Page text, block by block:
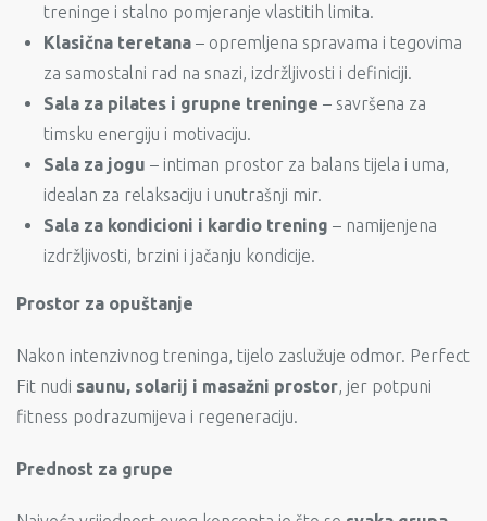
treninge i stalno pomjeranje vlastitih limita.
Klasična teretana – opremljena spravama i tegovima
za samostalni rad na snazi, izdržljivosti i definiciji.
Sala za pilates i grupne treninge – savršena za
timsku energiju i motivaciju.
Sala za jogu – intiman prostor za balans tijela i uma,
idealan za relaksaciju i unutrašnji mir.
Sala za kondicioni i kardio trening – namijenjena
izdržljivosti, brzini i jačanju kondicije.
Prostor za opuštanje
Nakon intenzivnog treninga, tijelo zaslužuje odmor. Perfect
Fit nudi saunu, solarij i masažni prostor, jer potpuni
fitness podrazumijeva i regeneraciju.
Prednost za grupe